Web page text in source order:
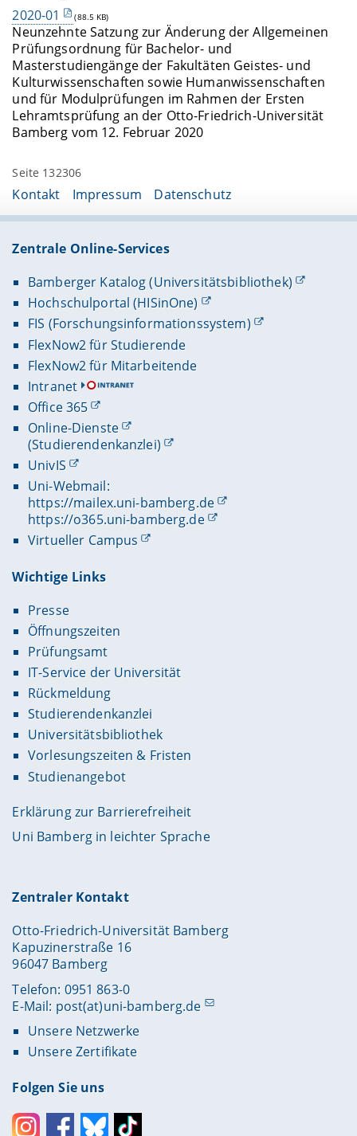
2020-01
(88.5 KB)
Neunzehnte Satzung zur Änderung der Allgemeinen
Prüfungsordnung für Bachelor- und
Masterstudiengänge der Fakultäten Geistes- und
Kulturwissenschaften sowie Humanwissenschaften
und für Modulprüfungen im Rahmen der Ersten
Lehramtsprüfung an der Otto-Friedrich-Universität
Bamberg vom 12. Februar 2020
Seite 132306
Kontakt Impressum Datenschutz
Zentrale Online-Services
Bamberger Katalog (Universitätsbibliothek)
Hochschulportal (HISinOne)
FIS (Forschungsinformationssystem)
FlexNow2 für Studierende
FlexNow2 für Mitarbeitende
Intranet
Office 365
Online-Dienste
(Studierendenkanzlei)
UnivIS
Uni-Webmail:
https://mailex.uni-bamberg.de
https://o365.uni-bamberg.de
Virtueller Campus
Wichtige Links
Presse
Öffnungszeiten
Prüfungsamt
IT-Service der Universität
Rückmeldung
Studierendenkanzlei
Universitätsbibliothek
Vorlesungszeiten & Fristen
Studienangebot
Erklärung zur Barrierefreiheit
Uni Bamberg in leichter Sprache
Zentraler Kontakt
Otto-Friedrich-Universität Bamberg
Kapuzinerstraße 16
96047 Bamberg
Telefon: 0951 863-0
E-Mail: post(at)uni-bamberg.de
Unsere Netzwerke
Unsere Zertifikate
Folgen Sie uns